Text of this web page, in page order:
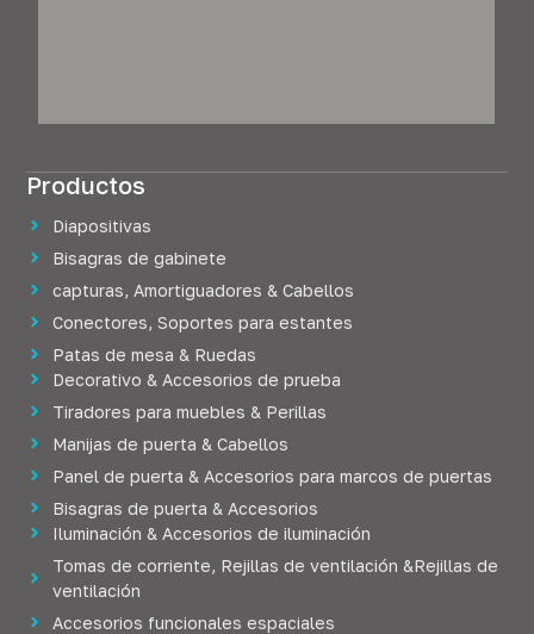
Productos
Diapositivas
Bisagras de gabinete
capturas, Amortiguadores & Cabellos
Conectores, Soportes para estantes
Patas de mesa & Ruedas
Decorativo & Accesorios de prueba
Tiradores para muebles & Perillas
Manijas de puerta & Cabellos
Panel de puerta & Accesorios para marcos de puertas
Bisagras de puerta & Accesorios
Iluminación & Accesorios de iluminación
Tomas de corriente, Rejillas de ventilación &Rejillas de
ventilación
Accesorios funcionales espaciales